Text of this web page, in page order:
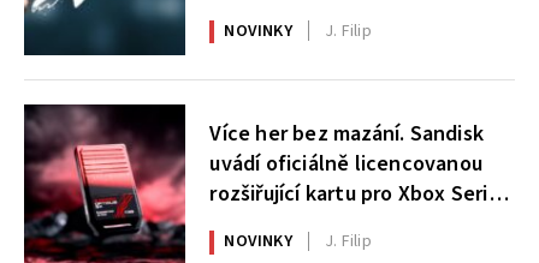
NOVINKY J. Filip
Více her bez mazání. Sandisk
uvádí oficiálně licencovanou
rozšiřující kartu pro Xbox Series
X|S
NOVINKY J. Filip